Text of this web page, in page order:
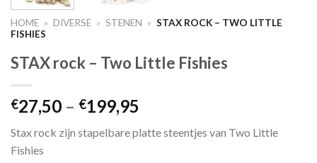
HOME » DIVERSE » STENEN » STAX ROCK – TWO LITTLE
FISHIES
STAX rock – Two Little Fishies
€27,50 – €199,95
€27,50
Stax rock zijn stapelbare platte steentjes van Two Little
Fishies